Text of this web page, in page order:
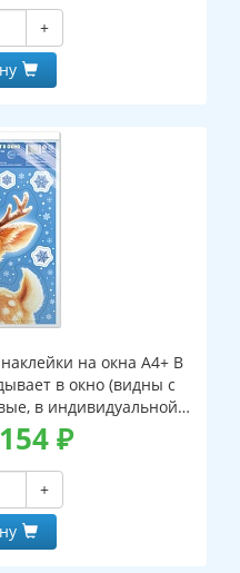
+
на окна А4+ В
в окно (видны с
в индивидуальной
и клеевым клапаном)
154₽
+